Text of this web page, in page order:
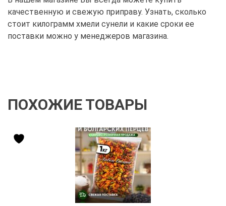
качественную и свежую приправу. Узнать, сколько
стоит килограмм хмели сунели и какие сроки ее
поставки можно у менеджеров магазина.
ПОХОЖИЕ ТОВАРЫ